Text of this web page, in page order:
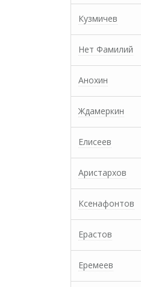
Кузмичев
Нет Фамилий
Анохин
Ждамеркин
Елисеев
Аристархов
Ксенафонтов
Ерастов
Еремеев